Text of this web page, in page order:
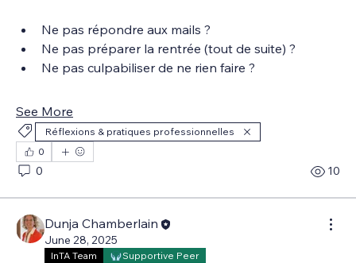
Ne pas répondre aux mails ?
Ne pas préparer la rentrée (tout de suite) ?
Ne pas culpabiliser de ne rien faire ?
See More
Réflexions & pratiques professionnelles
0
0 10
Dunja Chamberlain
June 28, 2025
InTA Team Supportive Peer